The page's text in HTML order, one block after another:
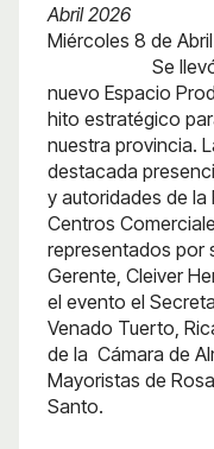
Abril 2026
Se llevó a
nuevo Espacio
hito estratégico
nuestra provincia.
destacada
y autoridades de la
Centros
representados por
Gerente, Cleiver
el evento el
Venado Tuerto,
de la Cámara de
Mayoristas de
Santo.